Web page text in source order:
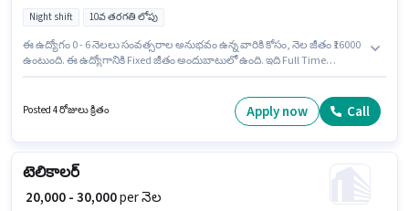
Night shift 10వ తరగతి లోపు
ఈ ఉద్యోగం 0 - 6 నెలలు సంవత్సరాల అనుభవం ఉన్న వారికి కోసం, నెల జీతం ₹16000
ఉంటుంది. ఈ ఉద్యోగానికి Fixed జీతం అందుబాటులో ఉంది. ఇది Full Time
ఇప్పించబడతాయి. ఈ ఉద్యోగానికి 10వ తరగతి లోపు అర్హత ఉన్న అభ్యర్థులు
దరఖాస్తు చేయవచ్చు. ఈ ఖాళీ తిరునగర్, మధురై లో ఉంది.
Posted 4 రోజులు క్రితం Apply now Call
టెలికాలర్
₹ 20,000 - 30,000per నెల